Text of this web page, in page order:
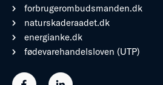
forbrugerombudsmanden.dk
naturskaderaadet.dk
energianke.dk
fødevarehandelsloven (UTP)